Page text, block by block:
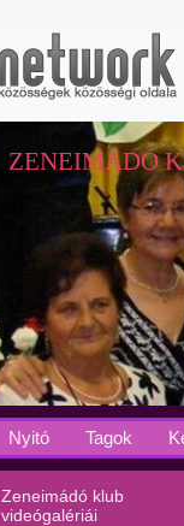
ZENEIMÁDÓ
Nyitó Tagok
Zeneimádó klub
videógalériái